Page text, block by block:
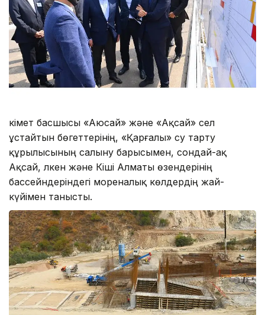
Үкімет басшысы «Аюсай» және «Ақсай» сел
ұстайтын бөгеттерінің, «Қарғалы» су тарту
құрылысының салыну барысымен, сондай-ақ
Ақсай, Үлкен және Кіші Алматы өзендерінің
бассейндеріндегі мореналық көлдердің жай-
күйімен танысты.